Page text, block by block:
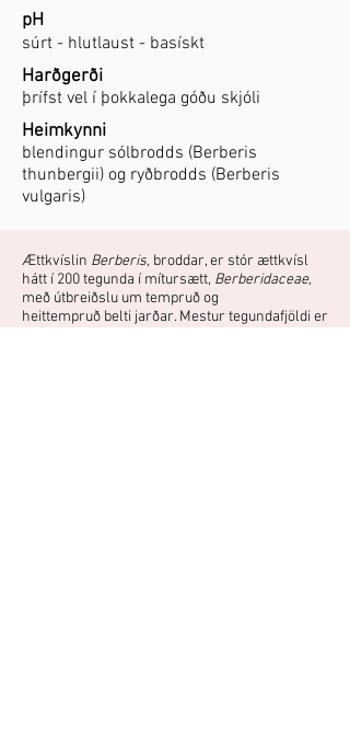
pH
súrt - hlutlaust - basískt
Harðgerði
þrífst vel í þokkalega góðu skjóli
Heimkynni
blendingur sólbrodds (Berberis
thunbergii) og ryðbrodds (Berberis
vulgaris)
Ættkvíslin Berberis, broddar, er stór ættkvísl
hátt í 200 tegunda í mítursætt, Berberidaceae,
með útbreiðslu um tempruð og
heittempruð belti jarðar. Mestur tegundafjöldi er